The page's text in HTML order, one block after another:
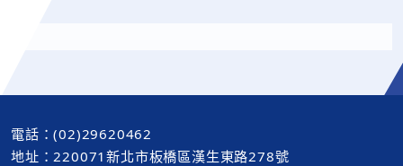
電話：(02)29620462
地址：220071新北市板橋區漢生東路278號